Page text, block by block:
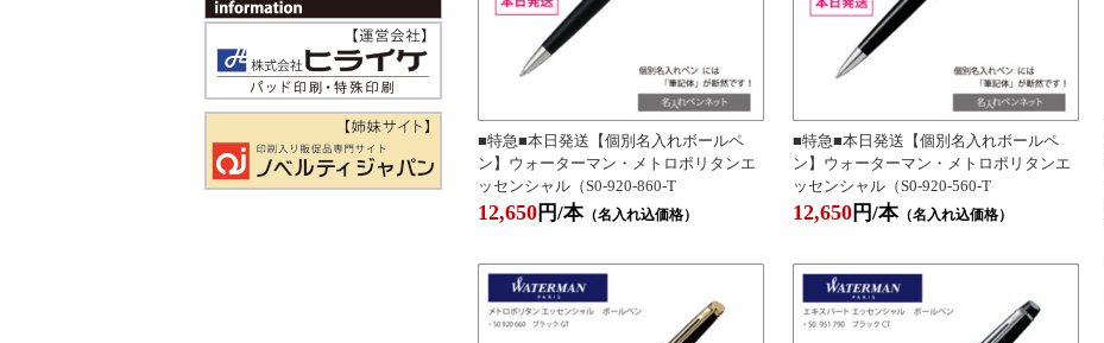
■特急■本日発送【個別名入れボールペ
ン】ウォーターマン・メトロポリタンエ
ッセンシャル（S0-920-860-T
12,650円/本（名入れ込価格）
■特急■本日発送【個別名入れボールペ
ン】ウォーターマン・メトロポリタンエ
ッセンシャル（S0-920-560-T
12,650円/本（名入れ込価格）